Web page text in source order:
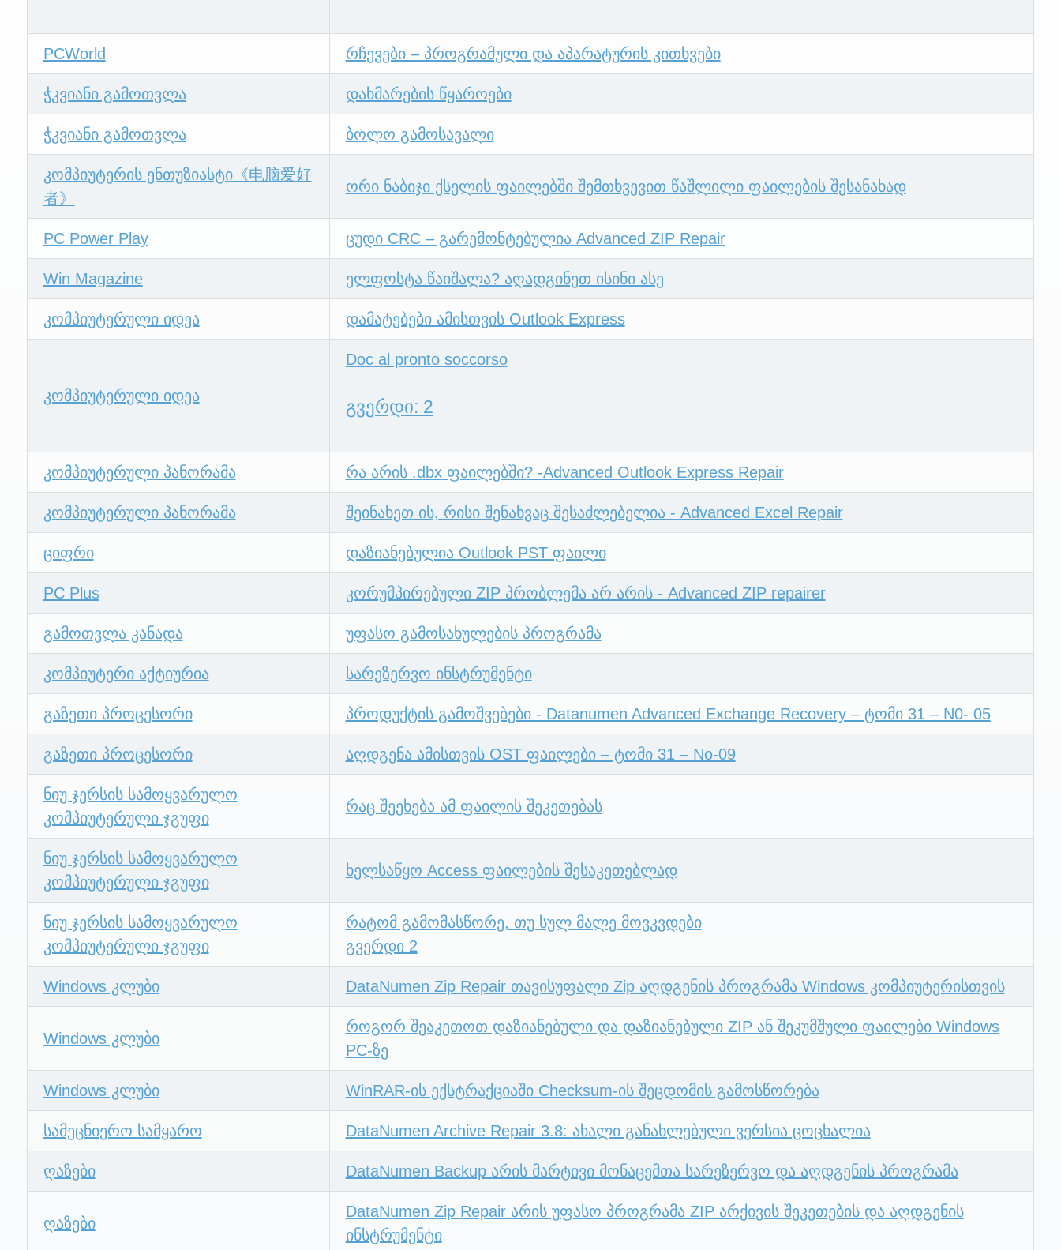
PCWorld რჩევები – პროგრამული და აპარატურის კითხვები
ჭკვიანი გამოთვლა დახმარების წყაროები
ჭკვიანი გამოთვლა ბოლო გამოსავალი
კომპიუტერის ენთუზიასტი《电脑爱好
者》
ორი ნაბიჯი ქსელის ფაილებში შემთხვევით წაშლილი ფაილების შესანახად
PC Power Play ცუდი CRC – გარემონტებულია Advanced ZIP Repair
Win Magazine ელფოსტა წაიშალა? აღადგინეთ ისინი ასე
კომპიუტერული იდეა დამატებები ამისთვის Outlook Express
კომპიუტერული იდეა
Doc al pronto soccorso
გვერდი: 2
კომპიუტერული პანორამა რა არის .dbx ფაილებში? -Advanced Outlook Express Repair
კომპიუტერული პანორამა შეინახეთ ის, რისი შენახვაც შესაძლებელია - Advanced Excel Repair
ციფრი დაზიანებულია Outlook PST ფაილი
PC Plus კორუმპირებული ZIP პრობლემა არ არის - Advanced ZIP repairer
გამოთვლა კანადა უფასო გამოსახულების პროგრამა
კომპიუტერი აქტიურია სარეზერვო ინსტრუმენტი
გაზეთი პროცესორი პროდუქტის გამოშვებები - Datanumen Advanced Exchange Recovery – ტომი 31 – N0- 05
გაზეთი პროცესორი აღდგენა ამისთვის OST ფაილები – ტომი 31 – No-09
ნიუ ჯერსის სამოყვარულო
კომპიუტერული ჯგუფი
რაც შეეხება ამ ფაილის შეკეთებას
ნიუ ჯერსის სამოყვარულო
კომპიუტერული ჯგუფი
ხელსაწყო Access ფაილების შესაკეთებლად
ნიუ ჯერსის სამოყვარულო
კომპიუტერული ჯგუფი
რატომ გამომასწორე, თუ სულ მალე მოვკვდები
გვერდი 2
Windows კლუბი DataNumen Zip Repair თავისუფალი Zip აღდგენის პროგრამა Windows კომპიუტერისთვის
Windows კლუბი
როგორ შეაკეთოთ დაზიანებული და დაზიანებული ZIP ან შეკუმშული ფაილები Windows
PC-ზე
Windows კლუბი WinRAR-ის ექსტრაქციაში Checksum-ის შეცდომის გამოსწორება
სამეცნიერო სამყარო DataNumen Archive Repair 3.8: ახალი განახლებული ვერსია ცოცხალია
ღაზები DataNumen Backup არის მარტივი მონაცემთა სარეზერვო და აღდგენის პროგრამა
ღაზები
DataNumen Zip Repair არის უფასო პროგრამა ZIP არქივის შეკეთების და აღდგენის
ინსტრუმენტი